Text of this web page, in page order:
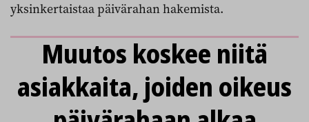
yksinkertaistaa päivärahan hakemista.
Muutos koskee niitä
asiakkaita, joiden oikeus